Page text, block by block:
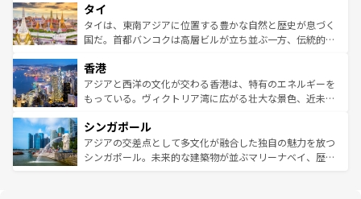
リティに包まれながら、韓国の多彩な魅力を心ゆくまで味
わってみてほしい。 なお、新着の韓国情報はコンテンツ一
覧を参照してほしい。
急速な発展と共に伝統が息づく。ハノイの古い町並みやホ
ーチミン市のフランス統治時代の建物も、独特の雰囲気を
醸し出している。また、バラエティの豊かさとおいしさで
とつ。フォーやバインミー、ベトナムコーヒーなどは、ぜ
ひ現地で味わいたい。どの地域を訪れてもあたたかい人々
が旅行者を迎えてくれるので、きっと忘れられない旅にな
参照してほしい。
タイ
タイは、東南アジアに位置する豊かな自然と歴史が息づく
国だ。首都バンコクは高層ビルが立ち並ぶ一方、伝統的な
の活気が交差している。北部ではチェンマイなどの山岳地
帯で自然と触れ合い、南部ではプーケットやクラビの美し
いビーチでリゾート気分を楽しむことができる。タイ料理
激する。気候は一年中温暖で、どの季節にも異なる楽しみ
が待っている。親しみやすいタイの人々、仏教を中心とし
た文化、そして多様な観光資源が、訪れる旅人を魅了し続
香港
アジアと西洋の文化が交わる香港は、特有のエネルギーを
もっている。ヴィクトリア湾に広がる壮大な景色、近未来
み、どこを訪れても感動するはず。観光スポットが密集し
ており、効率よく見どころを回れるのも魅力。息をのむよ
うな絶景から文化的な体験まで、香港を存分に楽しみ尽く
シンガポール
アジアの交差点として多文化が融合した独自の魅力を放つ
シンガポール。未来的な建築物が並ぶマリーナベイ、歴史